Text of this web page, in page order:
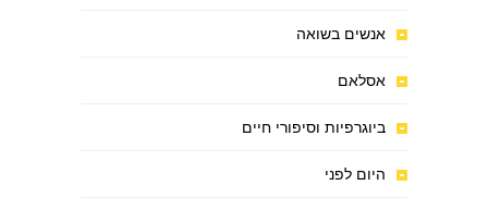
אנשים בשואה
אסלאם
ביוגרפיות וסיפורי חיים
היום לפני